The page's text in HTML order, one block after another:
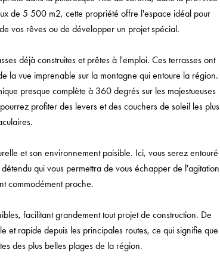
de 5 500 m2, cette propriété offre l'espace idéal pour
vos rêves ou de développer un projet spécial.
déjà construites et prêtes à l'emploi. Ces terrasses ont
la vue imprenable sur la montagne qui entoure la région.
presque complète à 360 degrés sur les majestueuses
profiter des levers et des couchers de soleil les plus
et son environnement paisible. Ici, vous serez entouré
qui vous permettra de vous échapper de l'agitation
commodément proche.
facilitant grandement tout projet de construction. De
et rapide depuis les principales routes, ce qui signifie que
des plus belles plages de la région.